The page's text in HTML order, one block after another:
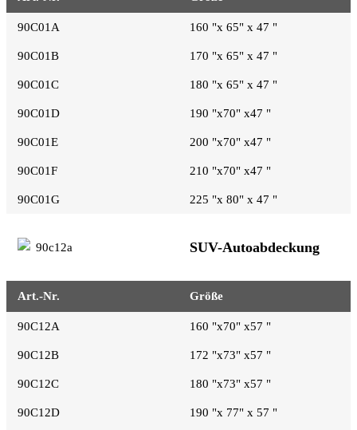
90C01A 160 "x 65" x 47 "
90C01B 170 "x 65" x 47 "
90C01C 180 "x 65" x 47 "
90C01D 190 "x70" x47 "
90C01E 200 "x70" x47 "
90C01F 210 "x70" x47 "
90C01G 225 "x 80" x 47 "
SUV-Autoabdeckung
Art.-Nr. Größe
90C12A 160 "x70" x57 "
90C12B 172 "x73" x57 "
90C12C 180 "x73" x57 "
90C12D 190 "x 77" x 57 "